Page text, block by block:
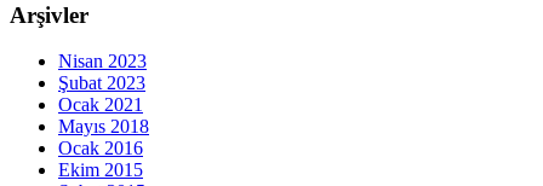
Arşivler
Nisan 2023
Şubat 2023
Ocak 2021
Mayıs 2018
Ocak 2016
Ekim 2015